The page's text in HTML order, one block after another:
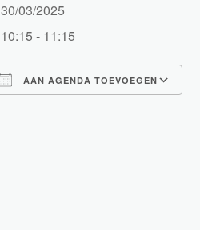
30/03/2025
10:15 - 11:15
AAN AGENDA TOEVOEGEN